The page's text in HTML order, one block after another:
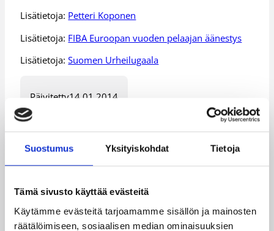
Suostumus Yksityiskohdat Tietoja
Tämä sivusto käyttää evästeitä
Käytämme evästeitä tarjoamamme sisällön ja mainosten
räätälöimiseen, sosiaalisen median ominaisuuksien
Lisätietoja: Petteri Koponen
Lisätietoja: FIBA Euroopan vuoden pelaajan äänestys
Lisätietoja:Suomen Urheilugaala
Päivitetty14.01.2014
Henkilöt